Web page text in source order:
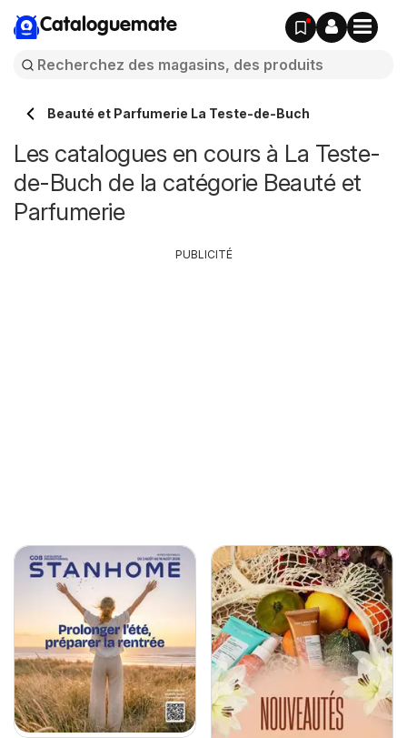
Cataloguemate
Beauté et Parfumerie La Teste-de-Buch
Les catalogues en cours à La Teste-
de-Buch de la catégorie Beauté et
Parfumerie
PUBLICITÉ